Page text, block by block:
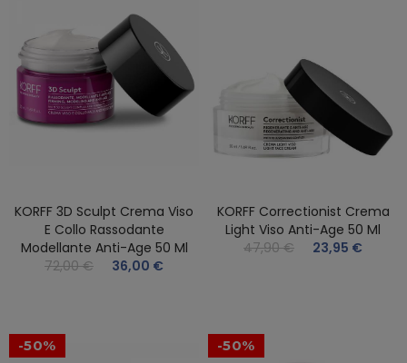
KORFF 3D Sculpt Crema Viso
E Collo Rassodante
Modellante Anti-Age 50 Ml
72,00 €
36,00 €
KORFF Correctionist Crema
Light Viso Anti-Age 50 Ml
47,90 €
23,95 €
-50% -50%